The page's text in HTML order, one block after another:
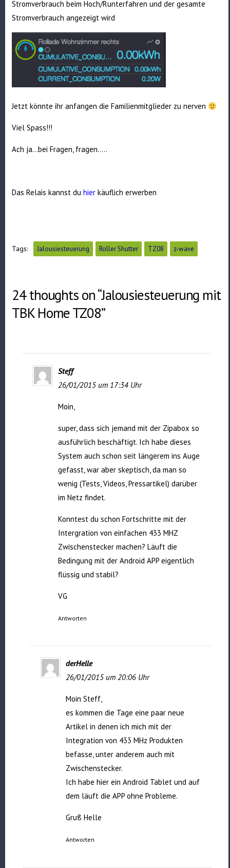
Stromverbrauch beim Hoch/Runterfahren und der gesamte
Stromverbrauch angezeigt wird
Jetzt könnte ihr anfangen die Familienmitglieder zu nerven
Viel Spass!!!
Ach ja…bei Fragen, fragen…..
Das Relais kannst duhier käuflich erwerben
Tags: Jalousiesteuerung Roller Shutter TZ08 z-wave
24 thoughts on “Jalousiesteuerung mit
TBK Home TZ08”
Steff
26/01/2015 um 17:34 Uhr
Moin,
super, dass sich jemand mit der Zipabox so
ausführlich beschäftigt. Ich habe dieses
System auch schon seit längerem ins Auge
gefasst, war aber skeptisch, da man so
wenig (Tests, Videos, Pressartikel) darüber
im Netz findet.
Konntest du schon Fortschritte mit der
Intergration von einfachen 433 MHZ
Zwischenstecker machen? Läuft die
Bedingung mit der Android APP eigentlich
flüssig und stabil?
VG
Antworten
derHelle
26/01/2015 um 20:06 Uhr
Moin Steff,
es kommen die Tage eine paar neue
Artikel in denen ich mich mit der
Integration von 433 MHz Produkten
befasse, unter anderem auch mit
Zwischenstecker.
Ich habe hier ein Android Tablet und auf
dem läuft die APP ohne Probleme.
Gruß Helle
Antworten